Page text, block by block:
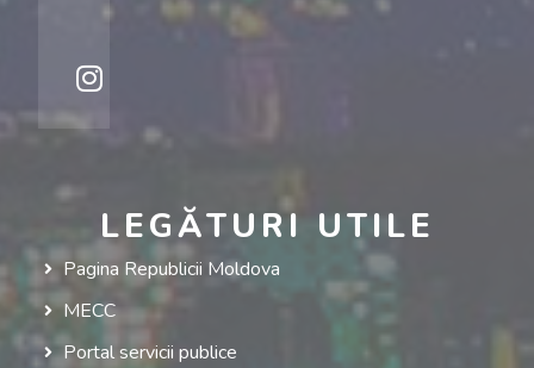
LEGĂTURI UTILE
Pagina Republicii Moldova
MECC
Portal servicii publice